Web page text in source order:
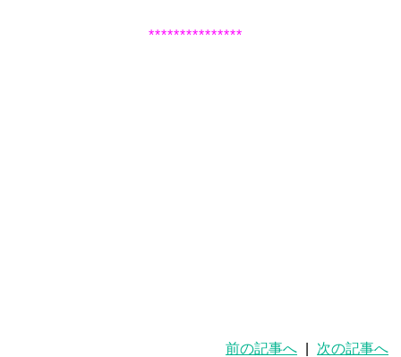
***************
前の記事へ 次の記事へ